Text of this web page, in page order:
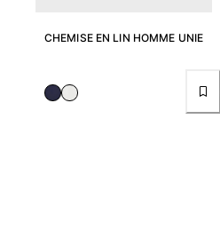
CHEMISE EN LIN HOMME UNIE